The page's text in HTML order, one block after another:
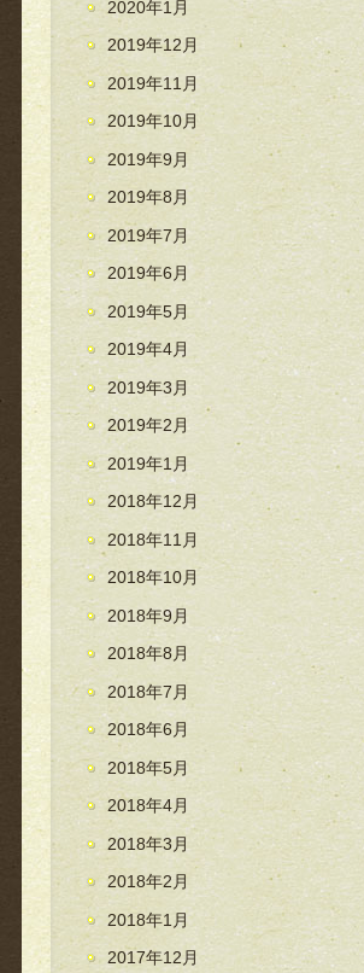
2020年1月
2019年12月
2019年11月
2019年10月
2019年9月
2019年8月
2019年7月
2019年6月
2019年5月
2019年4月
2019年3月
2019年2月
2019年1月
2018年12月
2018年11月
2018年10月
2018年9月
2018年8月
2018年7月
2018年6月
2018年5月
2018年4月
2018年3月
2018年2月
2018年1月
2017年12月